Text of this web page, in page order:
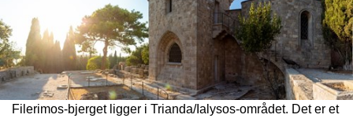
Filerimos-bjerget ligger i Trianda/Ialysos-området. Det er et